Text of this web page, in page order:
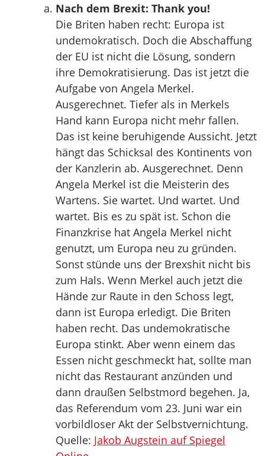
Nach dem Brexit: Thank you!
Die Briten haben recht: Europa ist
undemokratisch. Doch die Abschaffung
der EU ist nicht die Lösung, sondern
ihre Demokratisierung. Das ist jetzt die
Aufgabe von Angela Merkel.
Ausgerechnet. Tiefer als in Merkels
Hand kann Europa nicht mehr fallen.
Das ist keine beruhigende Aussicht. Jetzt
hängt das Schicksal des Kontinents von
der Kanzlerin ab. Ausgerechnet. Denn
Angela Merkel ist die Meisterin des
Wartens. Sie wartet. Und wartet. Und
wartet. Bis es zu spät ist. Schon die
Finanzkrise hat Angela Merkel nicht
genutzt, um Europa neu zu gründen.
Sonst stünde uns der Brexshit nicht bis
zum Hals. Wenn Merkel auch jetzt die
Hände zur Raute in den Schoss legt,
dann ist Europa erledigt. Die Briten
haben recht. Das undemokratische
Europa stinkt. Aber wenn einem das
Essen nicht geschmeckt hat, sollte man
nicht das Restaurant anzünden und
dann draußen Selbstmord begehen. Ja,
das Referendum vom 23. Juni war ein
vorbildloser Akt der Selbstvernichtung.
Quelle: Jakob Augstein auf Spiegel